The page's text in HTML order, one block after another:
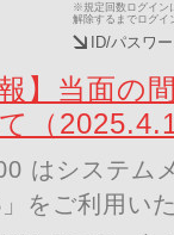
※規定回数ログイン
解除するまでログイ
ID/パスワ
】当面の
（
はシステム
をご利用い